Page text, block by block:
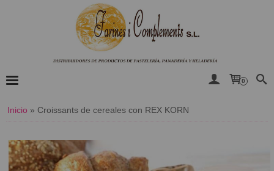
0
Inicio » ​Croissants de cereales con REX KORN